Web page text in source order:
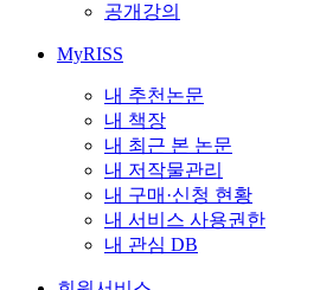
공개강의
MyRISS
내 추천논문
내 책장
내 최근 본 논문
내 저작물관리
내 구매·신청 현황
내 서비스 사용권한
내 관심 DB